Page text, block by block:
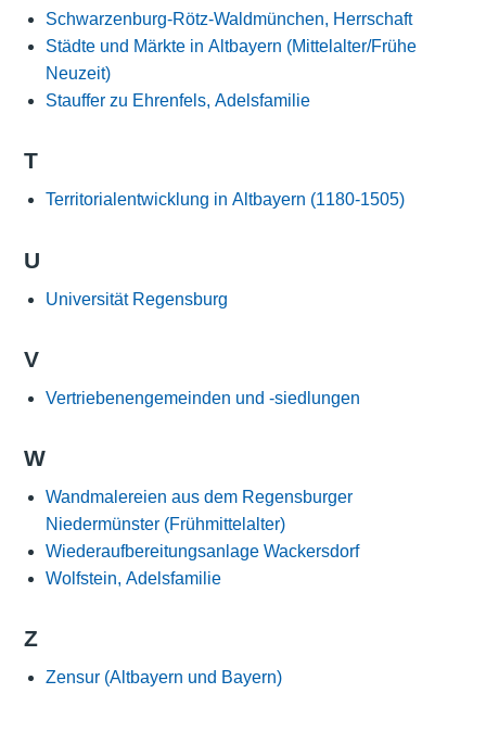
Schwarzenburg-Rötz-Waldmünchen, Herrschaft
Städte und Märkte in Altbayern (Mittelalter/Frühe
Neuzeit)
Stauffer zu Ehrenfels, Adelsfamilie
T
Territorialentwicklung in Altbayern (1180-1505)
U
Universität Regensburg
V
Vertriebenengemeinden und -siedlungen
W
Wandmalereien aus dem Regensburger
Niedermünster (Frühmittelalter)
Wiederaufbereitungsanlage Wackersdorf
Wolfstein, Adelsfamilie
Z
Zensur (Altbayern und Bayern)